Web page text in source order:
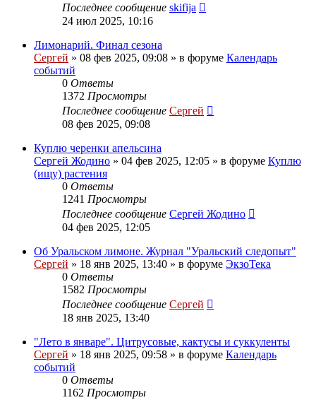
Последнее сообщение skifija
24 июл 2025, 10:16
Лимонарий. Финал сезона
Сергей » 08 фев 2025, 09:08 » в форуме Календарь
событий
0 Ответы
1372 Просмотры
Последнее сообщение Сергей
08 фев 2025, 09:08
Куплю черенки апельсина
Сергей Жодино » 04 фев 2025, 12:05 » в форуме Куплю
(ищу) растения
0 Ответы
1241 Просмотры
Последнее сообщение Сергей Жодино
04 фев 2025, 12:05
Об Уральском лимоне. Журнал "Уральский следопыт"
Сергей » 18 янв 2025, 13:40 » в форуме ЭкзоТека
0 Ответы
1582 Просмотры
Последнее сообщение Сергей
18 янв 2025, 13:40
"Лето в январе". Цитрусовые, кактусы и суккуленты
Сергей » 18 янв 2025, 09:58 » в форуме Календарь
событий
0 Ответы
1162 Просмотры